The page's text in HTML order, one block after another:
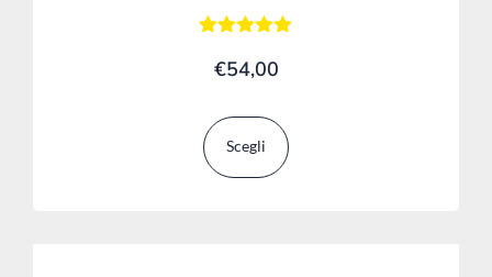
5.00
€54,00
Scegli